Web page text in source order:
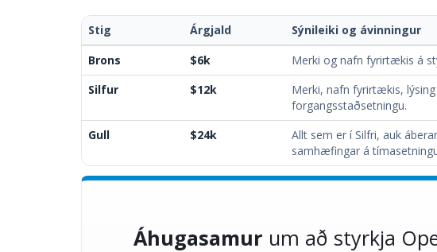
Stig Árgjald
Sýnileiki og ávinningur
Brons
$6k
Merki og nafn fyrirtækis á
Silfur
$12k
Merki, nafn fyrirtækis,
forgangsstaðsetningu.
Gull
$24k
Allt sem er í Silfri, auk
samhæfingar á
Áhugasamur um að styrkja